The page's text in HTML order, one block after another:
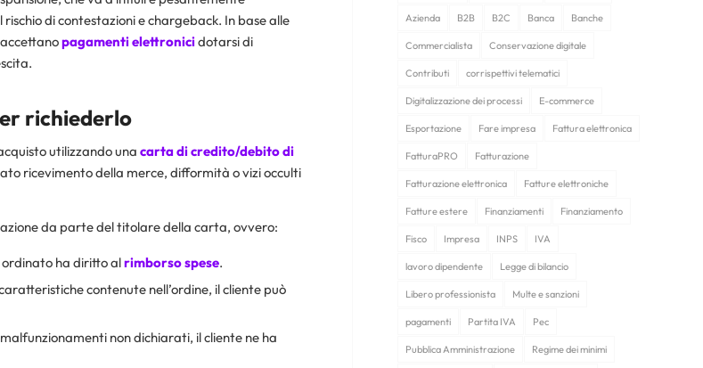
di contestazioni e chargeback. In base alle
pagamenti elettronicidotarsi di
richiederlo
utilizzando una carta di credito/debito di
ricevimento della merce, difformità o vizi occulti
da parte del titolare della carta, ovvero:
ordinato ha diritto alrimborso spese.
contenute nell’ordine, il cliente può
non dichiarati, il cliente ne ha
Azienda B2B B2C Banca Banche
Commercialista Conservazione digitale
Contributi corrispettivi telematici
Digitalizzazione dei processi E-commerce
Esportazione Fare impresa Fattura elettronica
FatturaPRO Fatturazione
Fatturazione elettronica Fatture elettroniche
Fatture estere Finanziamenti Finanziamento
Fisco Impresa INPS IVA
lavoro dipendente Legge di bilancio
Libero professionista Multe e sanzioni
pagamenti Partita IVA Pec
Pubblica Amministrazione Regime dei minimi